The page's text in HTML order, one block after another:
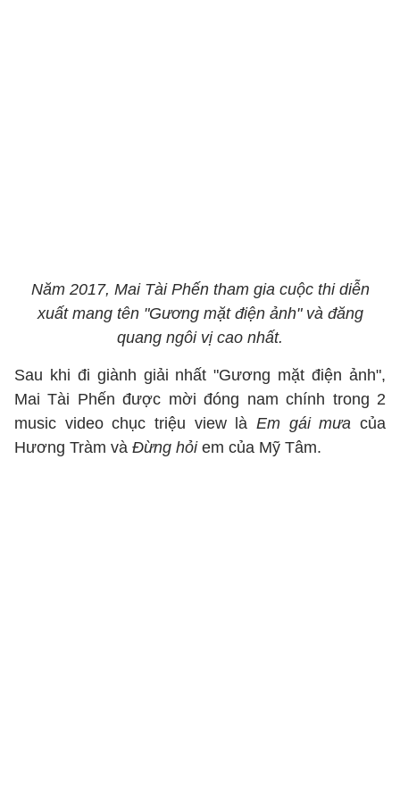
Năm 2017, Mai Tài Phến tham gia cuộc thi diễn
xuất mang tên "Gương mặt điện ảnh" và đăng
quang ngôi vị cao nhất.
Sau khi đi giành giải nhất "Gương mặt điện ảnh",
Mai Tài Phến được mời đóng nam chính trong 2
music video chục triệu view là Em gái mưa của
Hương Tràm và Đừng hỏi em của Mỹ Tâm.